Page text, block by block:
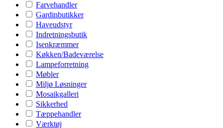
Farvehandler
Gardinbutikker
Haveudstyr
Indretningsbutik
Isenkræmmer
Køkken/Badeværelse
Lampeforretning
Møbler
Miljø Løsninger
Mosaikgalleri
Sikkerhed
Tæppehandler
Værktøj